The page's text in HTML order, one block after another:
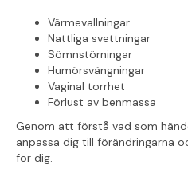
Värmevallningar
Nattliga svettningar
Sömnstörningar
Humörsvängningar
Vaginal torrhet
Förlust av benmassa
Genom att förstå vad som
anpassa dig till förändringarna
för dig.